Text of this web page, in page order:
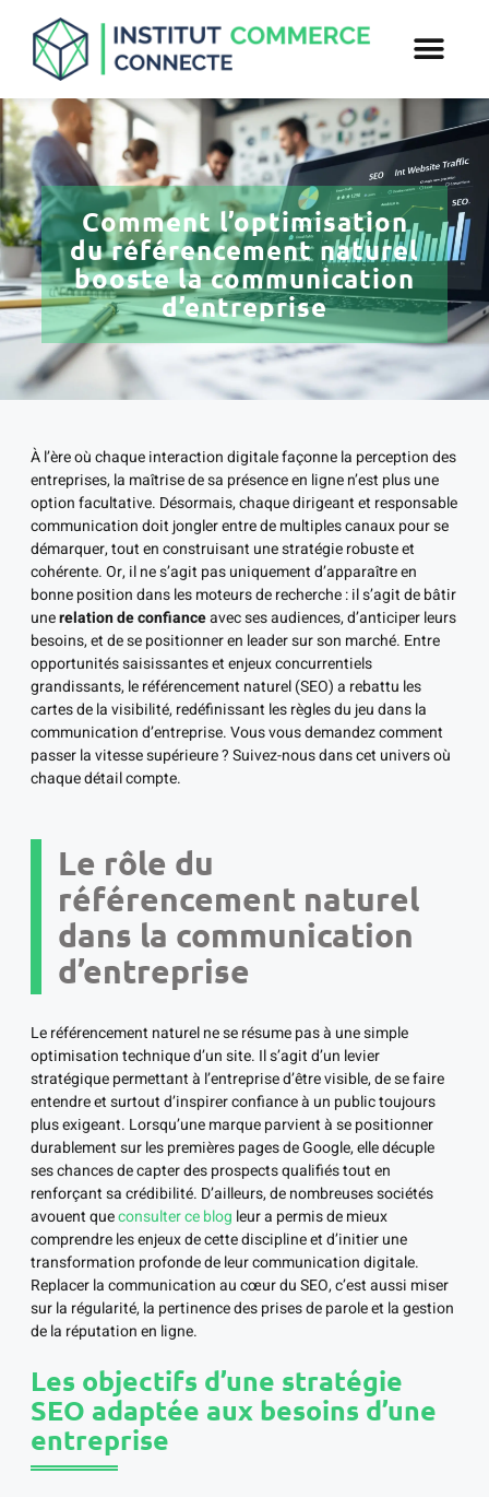
Comment l’optimisation
du référencement naturel
booste la communication
d’entreprise
À l’ère où chaque interaction digitale façonne la perception des
entreprises, la maîtrise de sa présence en ligne n’est plus une
option facultative. Désormais, chaque dirigeant et responsable
communication doit jongler entre de multiples canaux pour se
démarquer, tout en construisant une stratégie robuste et
cohérente. Or, il ne s’agit pas uniquement d’apparaître en
bonne position dans les moteurs de recherche : il s’agit de bâtir
unerelation de confianceavec ses audiences, d’anticiper leurs
besoins, et de se positionner en leader sur son marché. Entre
opportunités saisissantes et enjeux concurrentiels
grandissants, le référencement naturel (SEO) a rebattu les
cartes de la visibilité, redéfinissant les règles du jeu dans la
communication d’entreprise. Vous vous demandez comment
passer la vitesse supérieure ? Suivez-nous dans cet univers où
chaque détail compte.
Le rôle du
référencement naturel
dans la communication
d’entreprise
Le référencement naturel ne se résume pas à une simple
optimisation technique d’un site. Il s’agit d’un levier
stratégique permettant à l’entreprise d’être visible, de se faire
entendre et surtout d’inspirer confiance à un public toujours
plus exigeant. Lorsqu’une marque parvient à se positionner
durablement sur les premières pages de Google, elle décuple
ses chances de capter des prospects qualifiés tout en
renforçant sa crédibilité. D’ailleurs, de nombreuses sociétés
avouent queconsulter ce blog leur a permis de mieux
comprendre les enjeux de cette discipline et d’initier une
transformation profonde de leur communication digitale.
Replacer la communication au cœur du SEO, c’est aussi miser
sur la régularité, la pertinence des prises de parole et la gestion
de la réputation en ligne.
Les objectifs d’une stratégie
SEO adaptée aux besoins d’une
entreprise